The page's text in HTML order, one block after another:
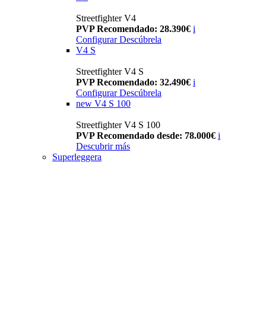
Streetfighter V4
PVP Recomendado: 28.390€ i
Configurar Descúbrela
V4 S
Streetfighter V4 S
PVP Recomendado: 32.490€ i
Configurar Descúbrela
new V4 S 100
Streetfighter V4 S 100
PVP Recomendado desde: 78.000€ i
Descubrir más
Superleggera